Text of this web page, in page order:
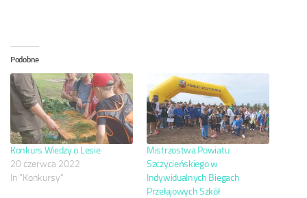
Podobne
Konkurs Wiedzy o Lesie
20 czerwca 2022
In "Konkursy"
Mistrzostwa Powiatu
Szczycieńskiego w
Indywidualnych Biegach
Przełajowych Szkół